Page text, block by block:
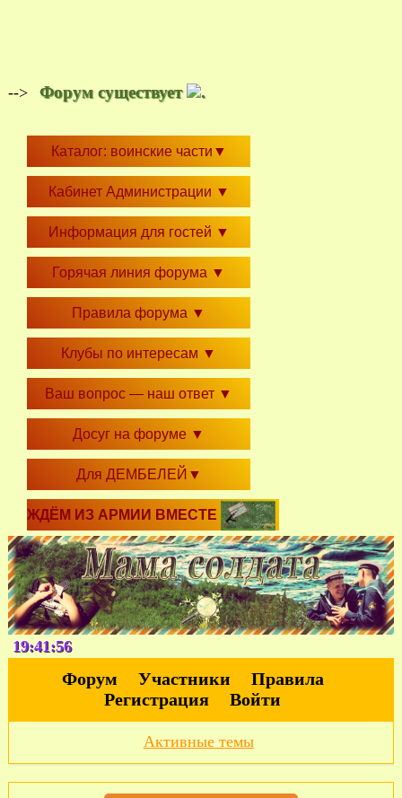
--> Форум существует .
Каталог: воинские части ▼
Кабинет Администрации ▼
Информация для гостей ▼
Горячая линия форума ▼
Правила форума ▼
Клубы по интересам ▼
Ваш вопрос — наш ответ ▼
Досуг на форуме ▼
Для ДЕМБЕЛЕЙ ▼
ЖДЁМ ИЗ АРМИИ ВМЕСТЕ
19:41:57
Форум Участники
Правила
Регистрация
Войти
Активные темы